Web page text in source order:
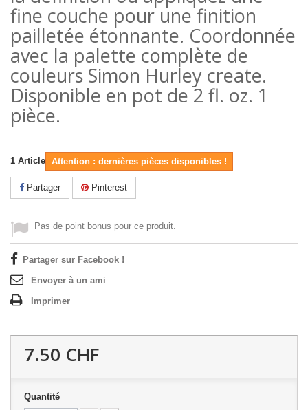
fine couche pour une finition
pailletée étonnante. Coordonnée
avec la palette complète de
couleurs Simon Hurley create.
Disponible en pot de 2 fl. oz. 1
pièce.
1 Article Attention : dernières pièces disponibles !
Partager Pinterest
Pas de point bonus pour ce produit.
Partager sur Facebook !
Envoyer à un ami
Imprimer
7.50 CHF
Quantité